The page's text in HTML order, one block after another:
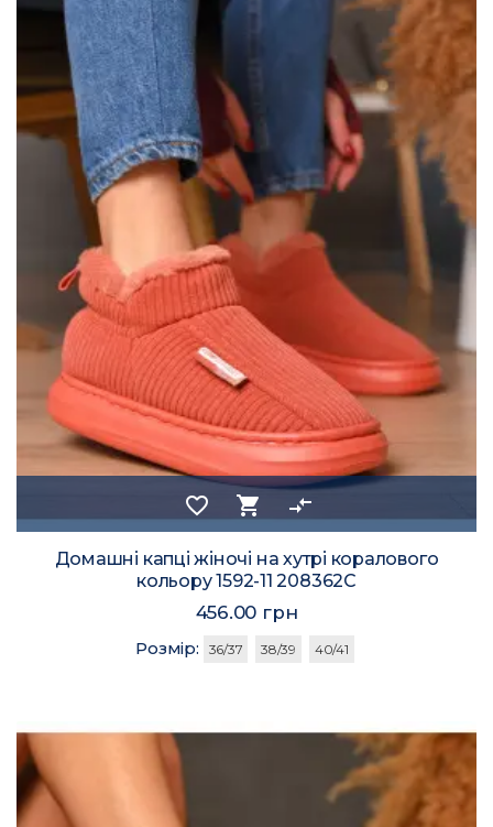
favorite_border shopping_cart compare_arrows
Домашні капці жіночі на хутрі коралового
кольору 1592-11 208362C
456.00 грн
Розмір: 36/37 38/39 40/41